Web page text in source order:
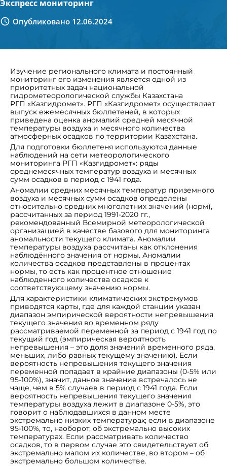
Экспресс мониторинг
Опубликовано 12.06.2024
Изучение регионального климата и постоянный
мониторинг его изменения является одной из
приоритетных задач национальной
гидрометеорологической службы Казахстана
РГП «Казгидромет». РГП «Казгидромет» осуществляет
выпуск ежемесячных бюллетеней, в которых
приведена оценка аномалий средней месячной
температуры воздуха и месячного количества
атмосферных осадков по территории Казахстана.
Для подготовки бюллетеня используются данные
наблюдений на сети метеорологического
мониторинга РГП «Казгидромет»: ряды
среднемесячных температур воздуха и месячных
сумм осадков в период с 1941 года.
Аномалии средних месячных температур приземного
воздуха и месячных сумм осадков определены
относительно средних многолетних значений (норм),
рассчитанных за период 1991‑2020 гг.,
рекомендованный Всемирной метеорологической
организацией в качестве базового для мониторинга
аномальности текущего климата. Аномалии
температуры воздуха рассчитаны как отклонения
наблюдённого значения от нормы. Аномалии
количества осадков представлены в процентах
нормы, то есть как процентное отношение
наблюденного количества осадков к
соответствующему значению нормы.
Для характеристики климатических экстремумов
приводятся карты, где для каждой станции указан
диапазон эмпирической вероятности непревышения
текущего значения во временном ряду
рассматриваемой переменной за период с 1941 год по
текущий год (эмпирическая вероятность
непревышения – это доля значений временного ряда,
меньших, либо равных текущему значению). Если
вероятность непревышения текущего значения
переменной попадает в крайние диапазоны (0‑5% или
95‑100%), значит, данное значение встречалось не
чаще, чем в 5% случаев в период с 1941 года. Если
вероятность непревышения текущего значения
температуры воздуха лежит в диапазоне 0‑5%, это
говорит о наблюдавшихся в данном месте
экстремально низких температурах; если в диапазоне
95‑100%, то, наоборот, об экстремально высоких
температурах. Если рассматривать количество
осадков, то в первом случае это свидетельствует об
экстремально малом их количестве, во втором – об
экстремально большом количестве.